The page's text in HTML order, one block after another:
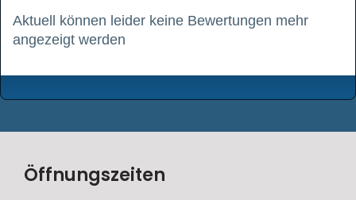
Aktuell können leider keine Bewertungen mehr
angezeigt werden
Öffnungszeiten